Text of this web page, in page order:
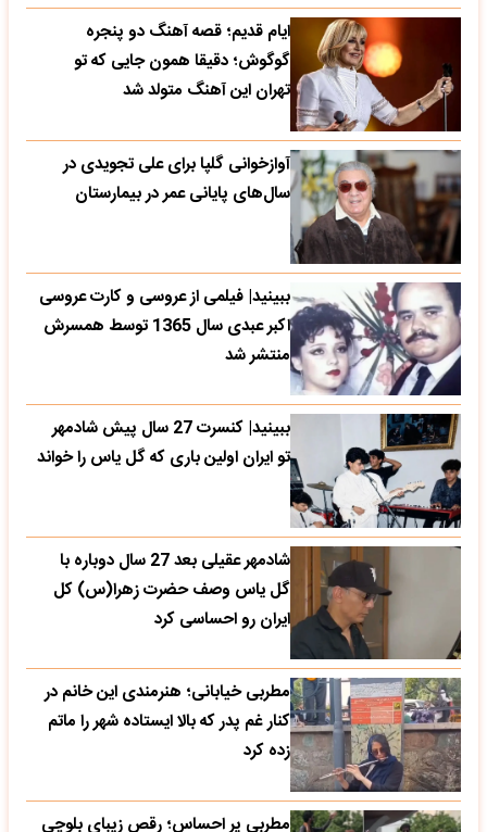
ایام قدیم؛ قصه آهنگ دو پنجره
گوگوش؛ دقیقا همون جایی که تو
تهران این آهنگ متولد شد
آوازخوانی گلپا برای علی تجویدی در
سال‌های پایانی عمر در بیمارستان
ببینید| فیلمی از عروسی و کارت عروسی
اکبر عبدی سال 1365 توسط همسرش
منتشر شد
ببینید| کنسرت 27 سال پیش شادمهر
تو ایران اولین باری که گل یاس را خواند
شادمهر عقیلی بعد 27 سال دوباره با
گل یاس وصف حضرت زهرا(س) کل
ایران رو احساسی کرد
مطربی خیابانی؛ هنرمندی این خانم در
کنار غم پدر که بالا ایستاده شهر را ماتم
زده کرد
مطربی پر احساس؛ رقص زیبای بلوچی